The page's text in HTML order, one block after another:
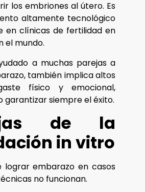
los embriones al útero. Es
altamente tecnológico
en clínicas de fertilidad en
el mundo.
a muchas parejas a
también implica altos
físico y emocional,
garantizar siempre el éxito.
de la
in vitro
lograr embarazo en casos
no funcionan.